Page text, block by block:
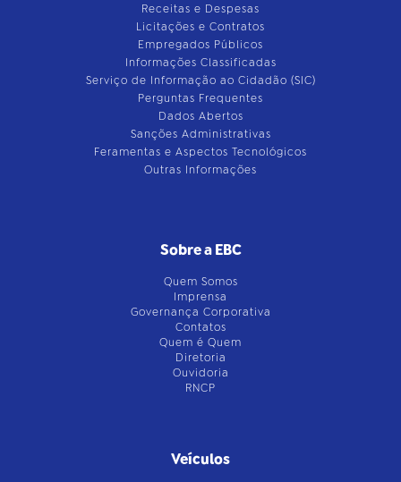
Receitas e Despesas
Licitações e Contratos
Empregados Públicos
Informações Classificadas
Serviço de Informação ao Cidadão (SIC)
Perguntas Frequentes
Dados Abertos
Sanções Administrativas
Feramentas e Aspectos Tecnológicos
Outras Informações
Sobre a EBC
Quem Somos
Imprensa
Governança Corporativa
Contatos
Quem é Quem
Diretoria
Ouvidoria
RNCP
Veículos